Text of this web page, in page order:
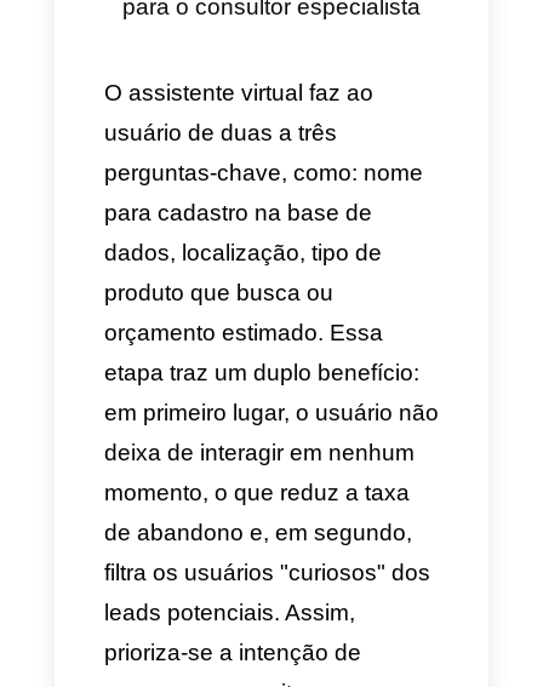
publicações:Se um
"Informação" ou "Quero mais
informações" no post, duas
ações são executadas
automaticamente: responde
ao comentário para melhorar
o algoritmo de interação da
publicação e inicia uma
conversa enviando um DM
com as informações
solicitadas.
Gatilho por menções em